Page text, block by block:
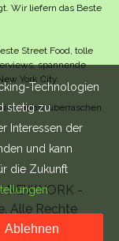
Wir liefern das Beste
Street Food, tolle
spannende
York City.
selbst überraschen.
NEW YORK -
Alle Rechte
Technologien
stetig zu
Interessen der
und kann
die Zukunft
Ablehnen